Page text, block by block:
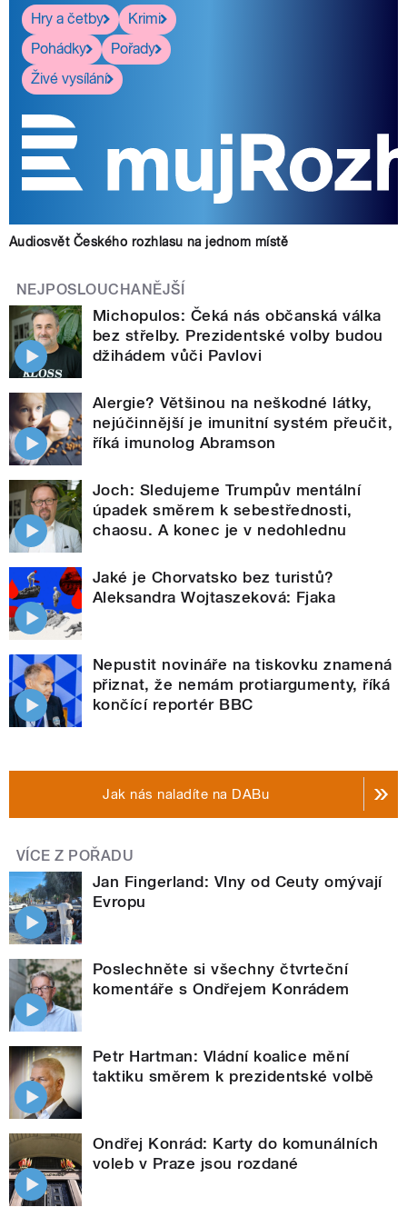
Hry a četby
Krimi
Pohádky
Pořady
Živé vysílání
Audiosvět Českého rozhlasu na jednom místě
NEJPOSLOUCHANĚJŠÍ
Michopulos: Čeká nás občanská válka
bez střelby. Prezidentské volby budou
džihádem vůči Pavlovi
Alergie? Většinou na neškodné látky,
nejúčinnější je imunitní systém přeučit,
říká imunolog Abramson
Joch: Sledujeme Trumpův mentální
úpadek směrem k sebestřednosti,
chaosu. A konec je v nedohlednu
Jaké je Chorvatsko bez turistů?
Aleksandra Wojtaszeková: Fjaka
Nepustit novináře na tiskovku znamená
přiznat, že nemám protiargumenty, říká
končící reportér BBC
Jak nás naladíte na DABu
VÍCE Z POŘADU
Jan Fingerland: Vlny od Ceuty omývají
Evropu
Poslechněte si všechny čtvrteční
komentáře s Ondřejem Konrádem
Petr Hartman: Vládní koalice mění
taktiku směrem k prezidentské volbě
Ondřej Konrád: Karty do komunálních
voleb v Praze jsou rozdané